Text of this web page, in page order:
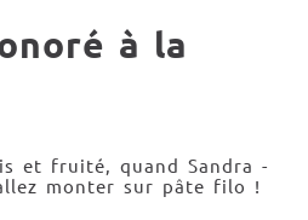
à la
et fruité, quand Sandra -
monter sur pâte filo !